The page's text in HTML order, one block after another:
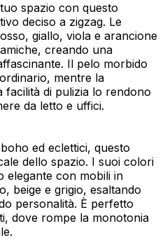
spazio con questo
deciso a zigzag. Le
giallo, viola e arancione
creando una
Il pelo morbido
mentre la
facilità di pulizia lo rendono
da letto e uffici.
ed eclettici, questo
dello spazio. I suoi colori
elegante con mobili in
beige e grigio, esaltando
personalità. È perfetto
dove rompe la monotonia